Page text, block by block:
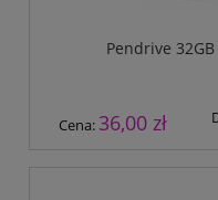
Pendrive
Cena: 36,00 zł